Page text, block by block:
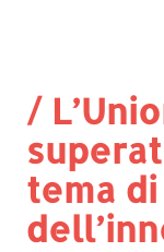
/
tema